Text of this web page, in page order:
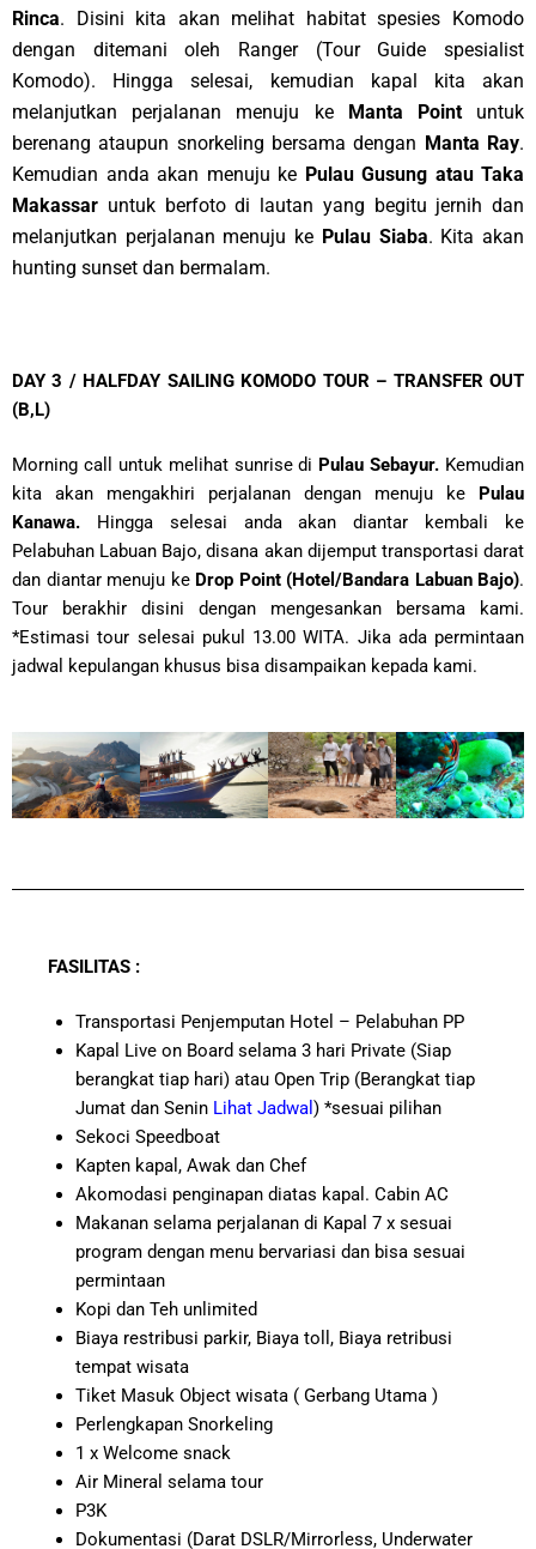
Rinca. Disini kita akan melihat habitat spesies Komodo
dengan ditemani oleh Ranger (Tour Guide spesialist
Komodo). Hingga selesai, kemudian kapal kita akan
melanjutkan perjalanan menuju ke Manta Pointuntuk
berenang ataupun snorkeling bersama dengan Manta Ray.
Kemudian anda akan menuju ke Pulau Gusung atau Taka
Makassar untuk berfoto di lautan yang begitu jernih dan
melanjutkan perjalanan menuju ke Pulau Siaba. Kita akan
hunting sunset dan bermalam.
DAY 3 / HALFDAY SAILING KOMODO TOUR – TRANSFER OUT
(B,L)
Morning call untuk melihat sunrise di Pulau Sebayur. Kemudian
kita akan mengakhiri perjalanan dengan menuju ke
Pulau
Kanawa.
Hingga selesai anda akan diantar kembali ke
Pelabuhan Labuan Bajo, disana akan dijemput transportasi darat
dan diantar menuju ke Drop Point (Hotel/Bandara Labuan Bajo).
Tour berakhir disini dengan mengesankan bersama kami.
*Estimasi tour selesai pukul 13.00 WITA. Jika ada permintaan
jadwal kepulangan khusus bisa disampaikan kepada kami.
FASILITAS :
Transportasi Penjemputan Hotel – Pelabuhan PP
Kapal Live on Board selama 3 hari Private (Siap
berangkat tiap hari) atau Open Trip (Berangkat tiap
Jumat dan Senin Lihat Jadwal ) *sesuai pilihan
Sekoci Speedboat
Kapten kapal, Awak dan Chef
Akomodasi penginapan diatas kapal. Cabin AC
Makanan selama perjalanan di Kapal 7 x sesuai
program dengan menu bervariasi dan bisa sesuai
permintaan
Kopi dan Teh unlimited
Biaya restribusi parkir, Biaya toll, Biaya retribusi
tempat wisata
Tiket Masuk Object wisata ( Gerbang Utama )
Perlengkapan Snorkeling
1 x Welcome snack
Air Mineral selama tour
P3K
Dokumentasi (Darat DSLR/Mirrorless, Underwater